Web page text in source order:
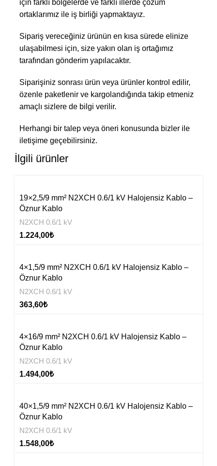
için farklı bölgelerde ve farklı illerde çözüm
ortaklarımız ile iş birliği yapmaktayız.
Sipariş vereceğiniz ürünün en kısa sürede elinize
ulaşabilmesi için, size yakın olan iş ortağımız
tarafından gönderim yapılacaktır.
Siparişiniz sonrası ürün veya ürünler kontrol edilir,
özenle paketlenir ve kargolandığında takip etmeniz
amaçlı sizlere de bilgi verilir.
Herhangi bir talep veya öneri konusunda bizler ile
iletişime geçebilirsiniz.
İlgili ürünler
19×2,5/9 mm² N2XCH 0.6/1 kV Halojensiz Kablo –
Öznur Kablo
N2XCH 0.6/1 kV
1.224,00₺
4×1,5/9 mm² N2XCH 0.6/1 kV Halojensiz Kablo –
Öznur Kablo
N2XCH 0.6/1 kV
363,60₺
4×16/9 mm² N2XCH 0.6/1 kV Halojensiz Kablo –
Öznur Kablo
N2XCH 0.6/1 kV
1.494,00₺
40×1,5/9 mm² N2XCH 0.6/1 kV Halojensiz Kablo –
Öznur Kablo
N2XCH 0.6/1 kV
1.548,00₺